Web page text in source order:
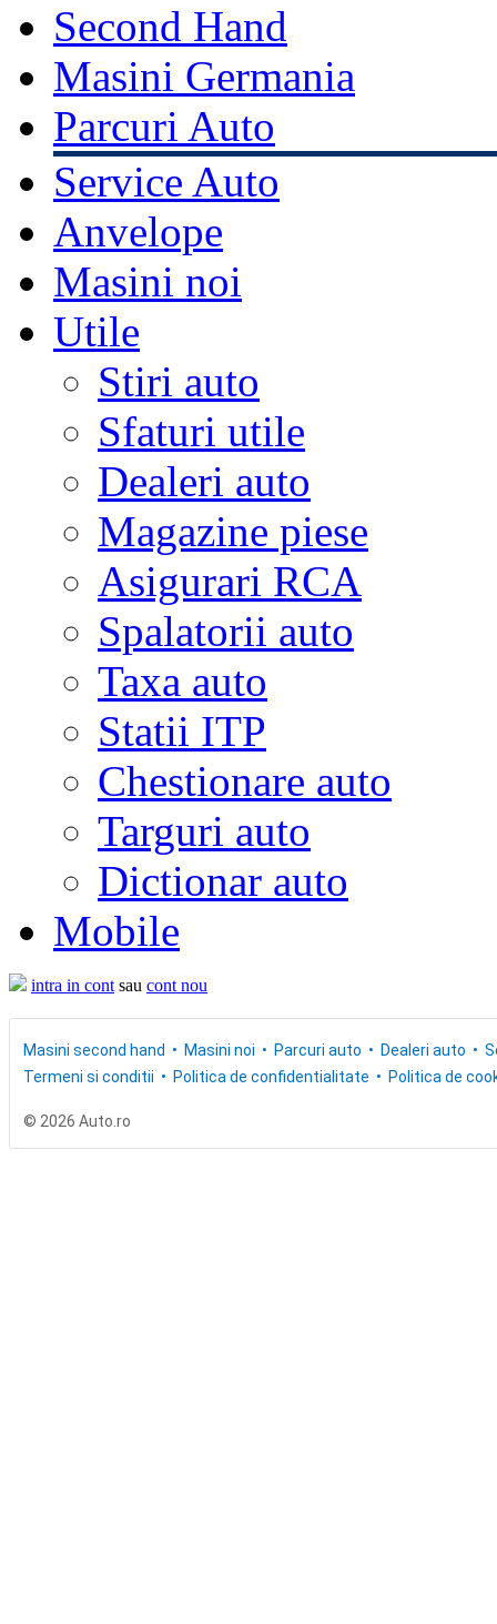
Second Hand
Masini Germania
Parcuri Auto
Service Auto
Anvelope
Masini noi
Utile
Stiri auto
Sfaturi utile
Dealeri auto
Magazine piese
Asigurari RCA
Spalatorii auto
Taxa auto
Statii ITP
Chestionare auto
Targuri auto
Dictionar auto
Mobile
intra in cont sau cont nou
Masini second hand Masini noi Parcuri auto Dealeri auto
Termeni si conditii
Politica de confidentialitate Politica de
© 2026 Auto.ro